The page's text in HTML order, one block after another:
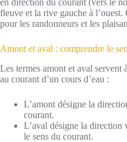
fleuve et la rive gauche à
pour les randonneurs et les
Amont et aval : comprendre le
Les termes amont et aval
au courant d’un cours d’eau :
L’amont désigne la
courant.
L’aval désigne la direction
le sens du courant.